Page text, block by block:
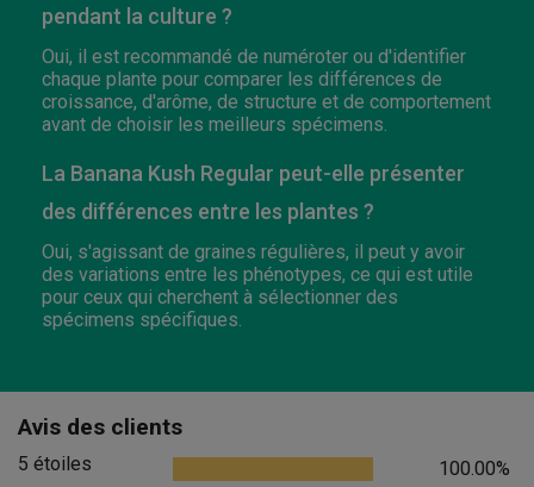
pendant la culture ?
Oui, il est recommandé de numéroter ou d'identifier
chaque plante pour comparer les différences de
croissance, d'arôme, de structure et de comportement
avant de choisir les meilleurs spécimens.
La Banana Kush Regular peut-elle présenter
des différences entre les plantes ?
Oui, s'agissant de graines régulières, il peut y avoir
des variations entre les phénotypes, ce qui est utile
pour ceux qui cherchent à sélectionner des
spécimens spécifiques.
Avis des clients
5 étoiles
100.00%